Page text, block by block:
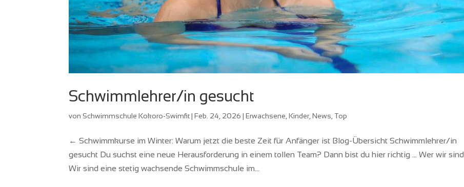
Schwimmlehrer/in gesucht
vonSchwimmschule Kokoro-Swimfit|Feb. 24, 2026 |Erwachsene ,Kinder ,News Top
← Schwimmkurse im Winter: Warum jetzt die beste Zeit für Anfänger ist Blog-Übersicht Schwimmlehrer/in
gesucht Du suchst eine neue Herausforderung in einem tollen Team? Dann bist du hier richtig … Wer wir sind
Wir sind eine stetig wachsende Schwimmschule im...